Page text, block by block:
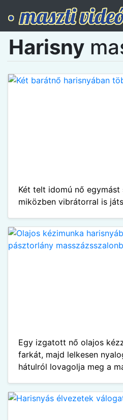
Harisny
Két telt idomú nő
miközben vibrátorral is
Egy izgatott nő olajos
farkát, majd lelkesen
hátulról lovagolja meg a